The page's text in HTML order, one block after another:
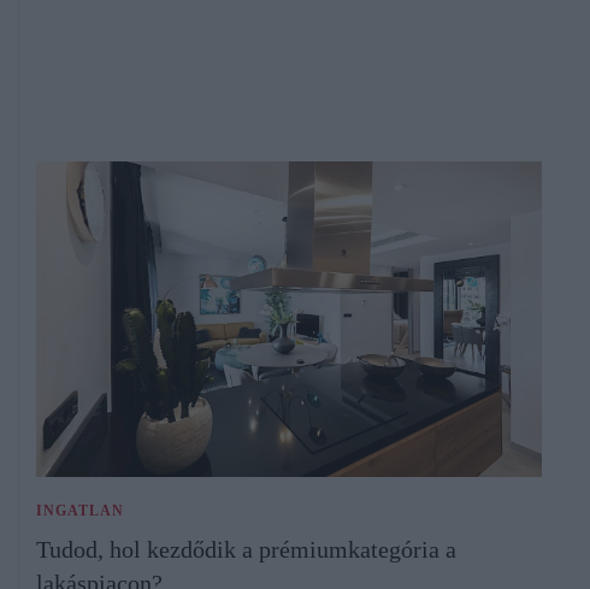
INGATLAN
Tudod, hol kezdődik a prémiumkategória a
lakáspiacon?